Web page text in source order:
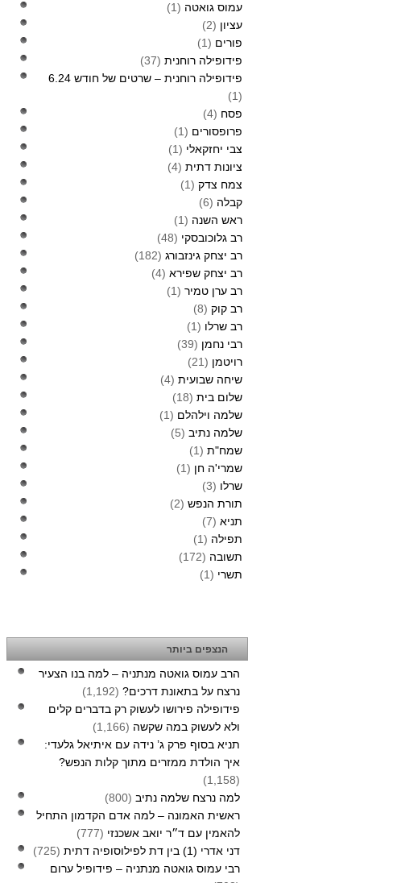
עמוס גואטה (1)
עציון (2)
פורים (1)
פידופילה רוחנית (37)
פידופילה רוחנית – שרטים של חודש 6.24
(1)
פסח (4)
פרופסורים (1)
צבי יחזקאלי (1)
ציונות דתית (4)
צמח צדק (1)
קבלה (6)
ראש השנה (1)
רב גלוכובסקי (48)
רב יצחק גינזבורג (182)
רב יצחק שפירא (4)
רב ערן טמיר (1)
רב קוק (8)
רב שרלו (1)
רבי נחמן (39)
רויטמן (21)
שיחה שבועית (4)
שלום בית (18)
שלמה וילהלם (1)
שלמה נתיב (5)
שמח"ת (1)
שמרי'ה חן (1)
שרלו (3)
תורת הנפש (2)
תניא (7)
תפילה (1)
תשובה (172)
תשרי (1)
הנצפים ביותר
הרב עמוס גואטה מנתניה – למה בנו הצעיר
נרצח על בתאונת דרכים? (1,192)
פידופילה פירושו לעשוק רק בדברים קלים
ולא לעשוק במה שקשה (1,166)
תניא בסוף פרק ג’ נידה עם איתיאל גלעדי:
איך הולדת ממזרים מתוך קלות הנפש?
(1,158)
למה נרצח שלמה נתיב (800)
ראשית האמונה – למה אדם הקדמון התחיל
להאמין עם ד״ר יואב אשכנזי (777)
דני אדרי (1) בין דת לפילוסופיה דתית
(725)
רבי עמוס גואטה מנתניה – פידופיל ערום